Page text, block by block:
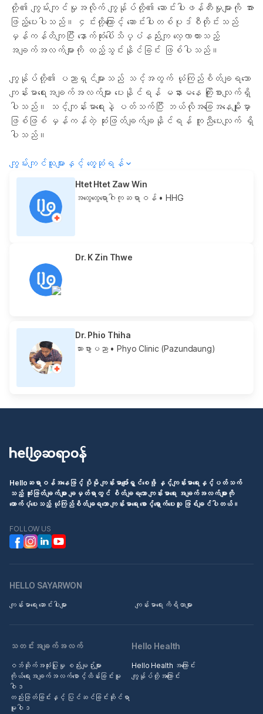
တို့၏ ကျွမ်းကျင်မှုအလိုက် ကျွန်ုပ်တို့၏ ဆောင်းပါးဖန်တီးမှုများကို အား
ဖြည့်ပေးပါသည်။ ၄င်းတို့ကြောင့် ဆောင်းပါးတစ်ပုဒ်စီတိုင်းသည်
မှန်ကန်တိကျပြီး နောက်ဆုံးပေါ်သိပ္ပံနည်းကျ လေ့လာထားသည့်
အချက်အလက်များကို ထည့်သွင်းနိုင်ခြင်း ဖြစ်ပါသည်။
ကျွန်ုပ်တို့၏ ပညာရှင်များသည် သင့်အတွက် ယုံကြည်စိတ်ချရသော
ကျန်းမာရေးအချက်အလက်များ ပေးနိုင်ရန် မနားမနေ ကြိုးစားလျက်ရှိ
ပါသည်။ သင့်ကျန်းမာရေးနဲ့ ပတ်သက်ပြီး ဘယ်လိုအခြေအနေမျိုးမှာ
ဖြစ်ဖြစ် မှန်ကန်တဲ့ ဆုံးဖြတ်ချက်ချနိုင်ရန် ကူညီပေးလျက် ရှိ
ပါသည်။
ကျွမ်းကျင်သူများနှင့် တွေ့ဆုံရန်
Htet Htet Zaw Win
အထွေထွေရောဂါကုဆရာဝန် • HHG
Dr. K Zin Thwe
Dr. Phio Thiha
သားဖွားပညာ• Phyo Clinic (Pazundaung)
Helloဆရာဝန်အနေဖြင့် ပိုမို ကျန်းမာပျော်ရွှင်စေဖို့ နှင့်ကျန်းမာရေးနှင့်ပတ်သက်
သည့် ဆုံးဖြတ်ချက်များ ချမှတ်ရာတွင် စိတ်ချရသော ကျန်းမာရေး အချက်အလက်များကို
ထောက်ပံ့ပေးသည့် ယုံကြည်စိတ်ချရသော ကျန်းမာရေး စောင့်ရှောက်ပေးသူ ဖြစ်ချင်ပါတယ်။
FOLLOW US
HELLO SAYARWON
ကျန်းမာရေး ဆောင်းပါးများ ကျန်းမာရေး ကိရိယာများ
သတင်းအချက်အလက်
ဝဘ်ဆိုက်အသုံးပြုမှု စည်းမျဉ်းများ
ကိုယ်ရေးအချက်အလက်စောင့်ထိန်းခြင်းမူ
ဝါဒ
တည်းဖြတ်ခြင်းနှင့် ပြင်ဆင်ခြင်းဆိုင်ရာ
မူဝါဒ
Hello Health
Hello Health အကြောင်း
ကျွန်ုပ်တို့အကြောင်း